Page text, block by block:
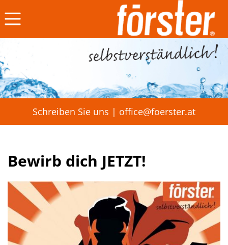
☰
Schreiben Sie uns | office@foerster.at
Bewirb dich JETZT!